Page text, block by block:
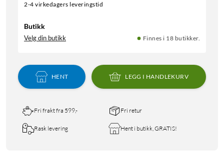
2-4 virkedagers leveringstid
Butikk
Velg din butikk Finnes i 18 butikker.
HENT LEGG I HANDLEKURV
Fri frakt fra 599,- Fri retur
Rask levering Hent i butikk, GRATIS!